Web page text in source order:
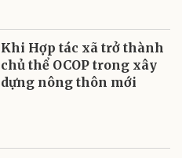
Khi Hợp tác xã trở thành
chủ thể OCOP trong xây
dựng nông thôn mới